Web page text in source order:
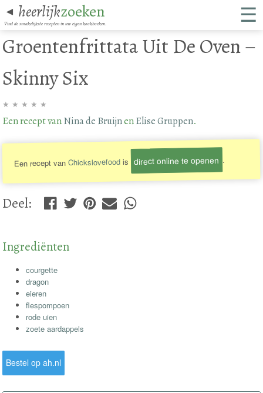
◄ heerlijkzoeken
Vind de smakelijkste recepten in uw eigen kookboeken. ☰
Groentenfrittata Uit De Oven –
Skinny Six
★ ★ ★ ★ ★
Een recept vanNina de BruijnenElise Gruppen.
Een recept vanChickslovefoodis direct online te openen .
Deel:
Ingrediënten
courgette
dragon
eieren
flespompoen
rode uien
zoete aardappels
Bestel op ah.nl